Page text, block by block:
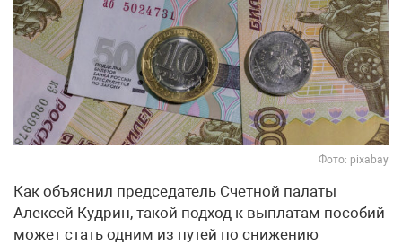
Фото: pixabay
Как объяснил председатель Счетной палаты
Алексей Кудрин, такой подход к выплатам пособий
может стать одним из путей по снижению